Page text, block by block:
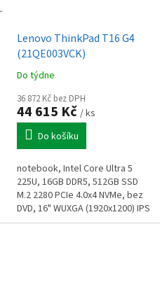
Lenovo ThinkPad T16 G4
(21QE003VCK)
Do týdne
36 872 Kč bez DPH
44 615 Kč / ks
Do košíku
notebook, Intel Core Ultra 5
225U, 16GB DDR5, 512GB SSD
M.2 2280 PCIe 4.0x4 NVMe, bez
DVD, 16" WUXGA (1920x1200) IPS
400nits antireflex., integr. graf.,